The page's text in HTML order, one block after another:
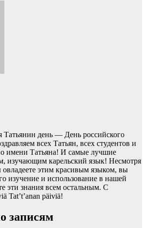
Татьянин день — День российского
всех Татьян, всех студентов и
имени Татьяна! И самые лучшие
изучающим карельский язык! Несмотря
овладеете этим красивым языком, вы
изучение и использование в нашей
эти знания всем остальным. С
Tat’t’anan päiviä!
записям